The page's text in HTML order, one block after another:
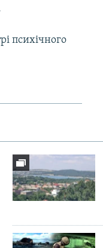
психічного